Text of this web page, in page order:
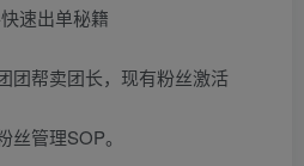
速出单秘籍
团帮卖团长，现有粉丝激活
管理SOP。